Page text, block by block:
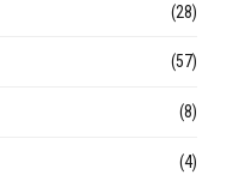
(28)
(57)
(8)
(4)